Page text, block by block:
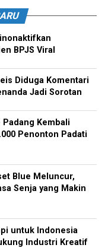
BPJS Viral
Diduga Komentari
Jadi Sorotan
Padang Kembali
Penonton Padati
Blue Meluncur,
Senja yang Makin
untuk Indonesia
Industri Kreatif